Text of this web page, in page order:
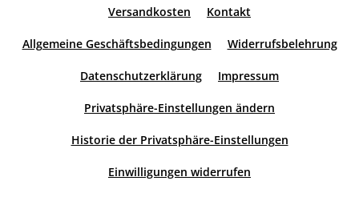
Versandkosten Kontakt
Allgemeine Geschäftsbedingungen Widerrufsbelehrung
Datenschutzerklärung Impressum
Privatsphäre-Einstellungen ändern
Historie der Privatsphäre-Einstellungen
Einwilligungen widerrufen